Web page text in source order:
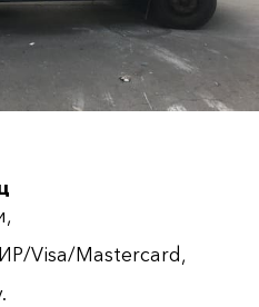
Visa/Mastercard,